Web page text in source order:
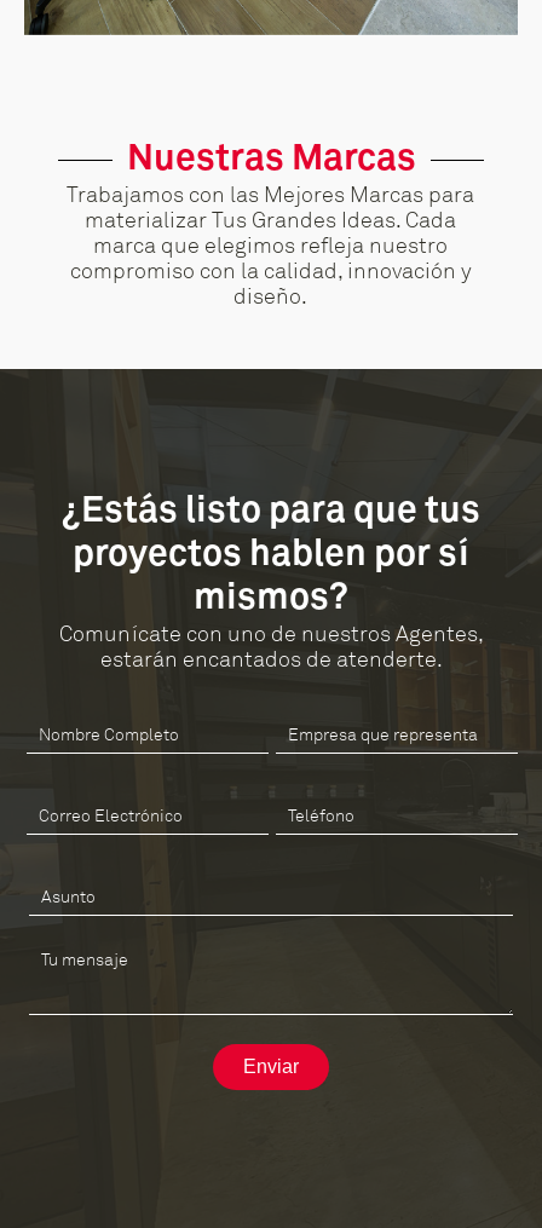
Nuestras Marcas
Trabajamos con las Mejores Marcas para
materializar Tus Grandes Ideas. Cada
marca que elegimos refleja nuestro
compromiso con la calidad, innovación y
diseño.
¿Estás listo para que tus
proyectos hablen por sí
mismos?
Comunícate con uno de nuestros Agentes,
estarán encantados de atenderte.